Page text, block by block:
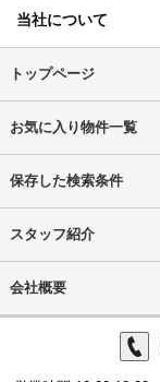
当社について
トップページ
お気に入り物件一覧
保存した検索条件
スタッフ紹介
会社概要